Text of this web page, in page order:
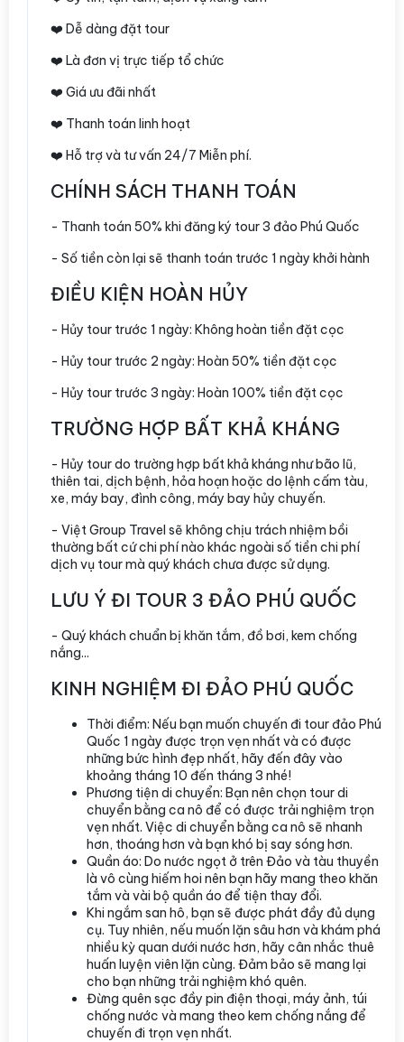
❤️ Dễ dàng đặt tour
❤️ Là đơn vị trực tiếp tổ chức
❤️ Giá ưu đãi nhất
❤️ Thanh toán linh hoạt
❤️ Hỗ trợ và tư vấn 24/7 Miễn phí.
CHÍNH SÁCH THANH TOÁN
- Thanh toán 50% khi đăng ký tour 3 đảo Phú Quốc
- Số tiền còn lại sẽ thanh toán trước 1 ngày khởi hành
ĐIỀU KIỆN HOÀN HỦY
- Hủy tour trước 1 ngày: Không hoàn tiền đặt cọc
- Hủy tour trước 2 ngày: Hoàn 50% tiền đặt cọc
- Hủy tour trước 3 ngày: Hoàn 100% tiền đặt cọc
TRƯỜNG HỢP BẤT KHẢ KHÁNG
- Hủy tour do trường hợp bất khả kháng như bão lũ,
thiên tai, dịch bệnh, hỏa hoạn hoặc do lệnh cấm tàu,
xe, máy bay, đình công, máy bay hủy chuyến.
- Việt Group Travel sẽ không chịu trách nhiệm bồi
thường bất cứ chi phí nào khác ngoài số tiền chi phí
dịch vụ tour mà quý khách chưa được sử dụng.
LƯU Ý ĐI TOUR 3 ĐẢO PHÚ QUỐC
- Quý khách chuẩn bị khăn tắm, đồ bơi, kem chống
nắng...
KINH NGHIỆM ĐI ĐẢO PHÚ QUỐC
Thời điểm: Nếu bạn muốn chuyến đi tour đảo Phú
Quốc 1 ngày được trọn vẹn nhất và có được
những bức hình đẹp nhất, hãy đến đây vào
khoảng tháng 10 đến tháng 3 nhé!
Phương tiện di chuyển: Bạn nên chọn tour di
chuyển bằng ca nô để có được trải nghiệm trọn
vẹn nhất. Việc di chuyển bằng ca nô sẽ nhanh
hơn, thoáng hơn và bạn khó bị say sóng hơn.
Quần áo: Do nước ngọt ở trên Đảo và tàu thuyền
là vô cùng hiếm hoi nên bạn hãy mang theo khăn
tắm và vài bộ quần áo để tiện thay đổi.
Khi ngắm san hô, bạn sẽ được phát đầy đủ dụng
cụ. Tuy nhiên, nếu muốn lặn sâu hơn và khám phá
nhiều kỳ quan dưới nước hơn, hãy cân nhắc thuê
huấn luyện viên lặn cùng. Đảm bảo sẽ mang lại
cho bạn những trải nghiệm khó quên.
Đừng quên sạc đầy pin điện thoại, máy ảnh, túi
chống nước và mang theo kem chống nắng để
chuyến đi trọn vẹn nhất.